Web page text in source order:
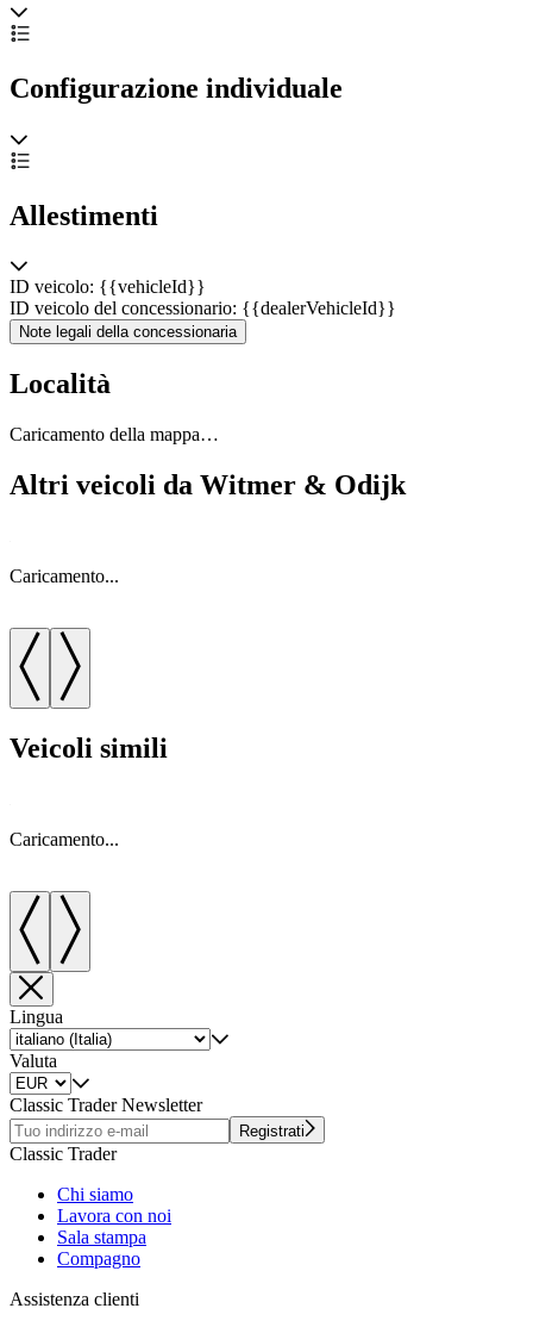
Configurazione individuale
Allestimenti
ID veicolo: {{vehicleId}}
ID veicolo del concessionario: {{dealerVehicleId}}
Note legali della concessionaria
Località
Caricamento della mappa…
Altri veicoli da Witmer & Odijk
Caricamento...
Veicoli simili
Caricamento...
Lingua
Valuta
Classic Trader Newsletter
Registrati
Classic Trader
Chi siamo
Lavora con noi
Sala stampa
Compagno
Assistenza clienti